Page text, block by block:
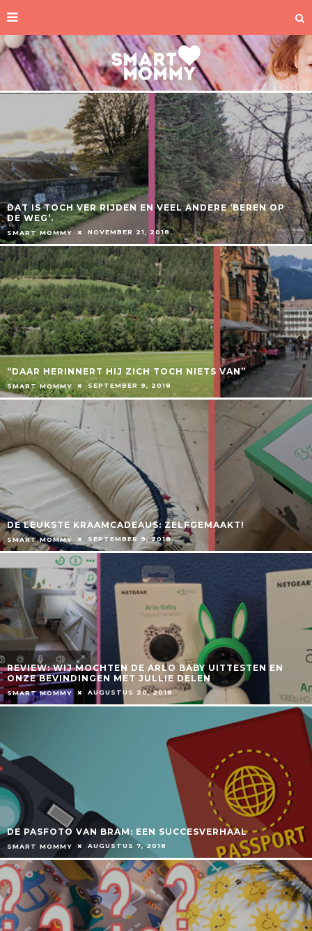
DAT IS TOCH VER RIJDEN EN VEEL ANDERE ‘BEREN OP
DE WEG’.
SMART MOMMY NOVEMBER 21, 2018
“DAAR HERINNERT HIJ ZICH TOCH NIETS VAN”
SMART MOMMY SEPTEMBER 9, 2018
DE LEUKSTE KRAAMCADEAUS: ZELFGEMAAKT!
SMART MOMMY SEPTEMBER 9, 2018
REVIEW: WIJ MOCHTEN DE ARLO BABY UITTESTEN EN
ONZE BEVINDINGEN MET JULLIE DELEN
SMART MOMMY AUGUSTUS 20, 2018
DE PASFOTO VAN BRAM: EEN SUCCESVERHAAL
SMART MOMMY AUGUSTUS 7, 2018